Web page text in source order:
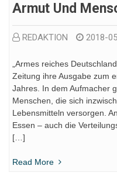
Armut Und
REDAKTION 2018-
„Armes reiches
Zeitung ihre Ausgabe zum
Jahres. In dem Aufmacher
Menschen, die sich
Lebensmitteln versorgen.
Essen – auch die
[…]
Read More